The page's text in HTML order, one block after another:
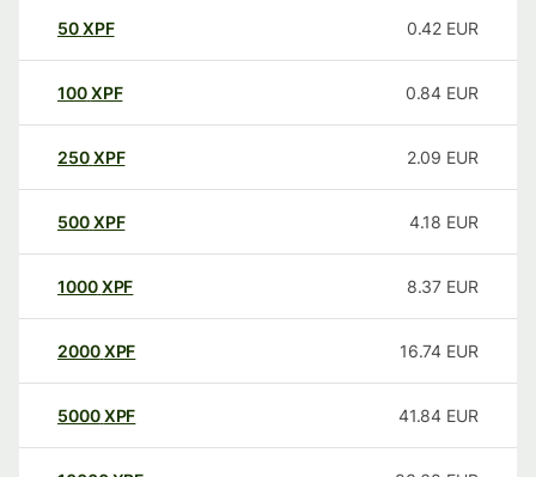
50XPF 0.42 EUR
100XPF 0.84 EUR
250XPF 2.09 EUR
500XPF 4.18 EUR
1000XPF 8.37 EUR
2000XPF 16.74 EUR
5000XPF 41.84 EUR